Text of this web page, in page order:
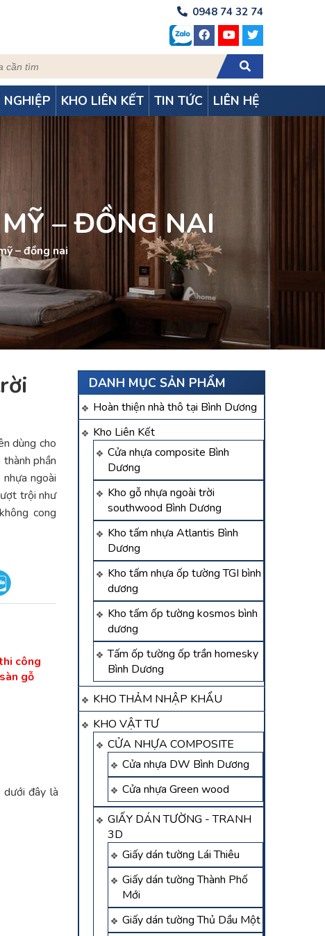
0948 74 32 74
NGHIỆP KHO LIÊN KẾT TIN TỨC LIÊN HỆ
– ĐỒNG NAI
– đồng nai
DANH MỤC SẢN PHẨM
Hoàn thiện nhà thô tại Bình Dương
Kho Liên Kết
Cửa nhựa composite Bình
Dương
Kho gỗ nhựa ngoài trời
southwood Bình Dương
Kho tấm nhựa Atlantis Bình
Dương
Kho tấm nhựa ốp tường TGI bình
dương
Kho tấm ốp tường kosmos bình
dương
Tấm ốp tường ốp trần homesky
Bình Dương
KHO THẢM NHẬP KHẨU
KHO VẬT TƯ
CỬA NHỰA COMPOSITE
Cửa nhựa DW Bình Dương
Cửa nhựa Green wood
GIẤY DÁN TƯỜNG - TRANH
3D
Giấy dán tường Lái Thiêu
Giấy dán tường Thành Phố
Mới
Giấy dán tường Thủ Dầu Một
dùng cho
phần
ngoài
trội như
cong
công
gỗ
đây là